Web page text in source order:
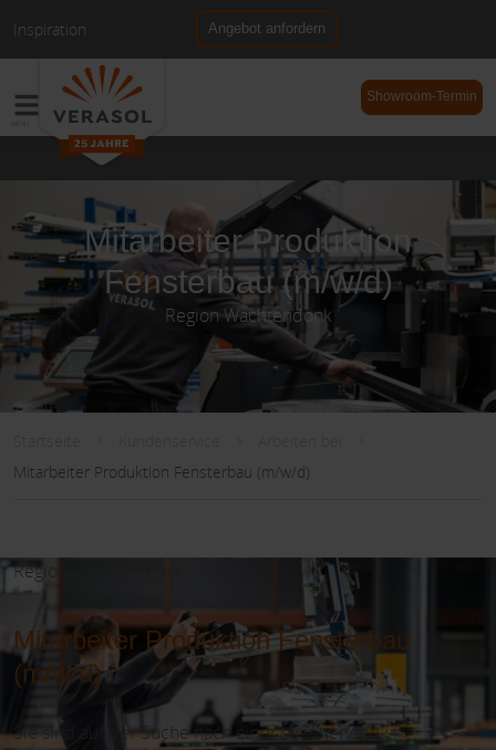
Inspiration Angebot anfordern
DE
Showroom-Termin
Mitarbeiter Produktion
Fensterbau (m/w/d)
Region Wachtendonk
Mitarbeiter Produktion Fensterbau (m/w/d)
Region Wachtendonk
Mitarbeiter Produktion Fensterbau
(m/w/d)
Sie sind auf der Suche nach einer spannenden